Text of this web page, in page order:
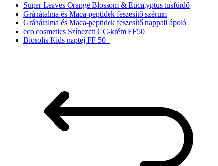
Super Leaves Orange Blossom & Eucalyptus tusfürdő
Gránátalma és Maca-peptidek feszesítő szérum
Gránátalma és Maca-peptidek feszesítő nappali ápoló
eco cosmetics Színezett CC-krém FF50
Biosolis Kids naptej FF 50+